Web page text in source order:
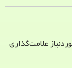
علامت‌گذاری